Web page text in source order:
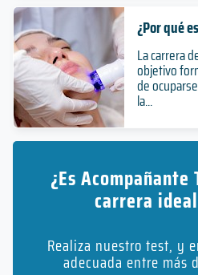
¿Por qué
La carrera
objetivo
de
la...
¿Es
carrera
Realiza nuestro test, y
adecuada entre más